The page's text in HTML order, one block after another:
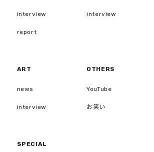
interview
report
interview
ART
news
interview
OTHERS
YouTube
お笑い
SPECIAL